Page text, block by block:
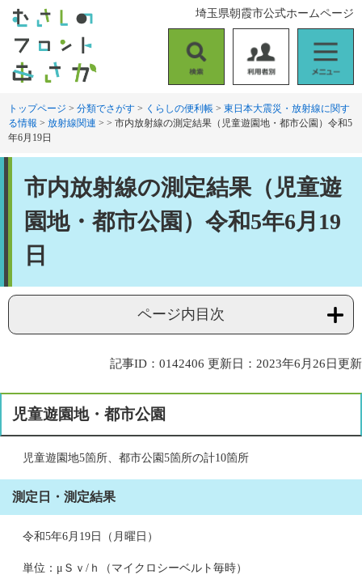
す
し
索
用
者
別
ニ
ュ
ー
埼玉県朝霞市公式ホームページ
トップページ > 分類でさがす > くらしの便利帳 > 東日本大震災・放射線に関す
る情報 > 放射線関連 > > 市内放射線の測定結果（児童遊園地・都市公園）令和5
年6月19日
市内放射線の測定結果（児童遊
園地・都市公園）令和5年6月19
日
ページ内目次
記事ID：0142406 更新日：2023年6月26日更新
児童遊園地・都市公園
児童遊園地5箇所、都市公園5箇所の計10箇所
測定日・測定結果
令和5年6月19日（月曜日）
単位：μＳｖ/ｈ（マイクロシーベルト毎時）